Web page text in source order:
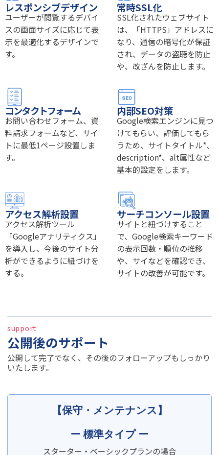
レスポンシブデザイン
ユーザーが閲覧するデバイ
スの画面サイズに応じて表
示を最適化するデザインで
す。
常時SSL化
SSL化されたウェブサイト
は、「HTTPS」アドレスに
なり、通信の暗号化が保証
され、データの盗聴を防止
や、改ざんを防止します。
コンタクトフォーム
お問い合わせフォーム、資
料請求フォームなど、サイ
トに最低1ページ設置しま
す。
内部SEO対策
Google検索エンジンに見つ
けてもらい、評価してもら
うため、サイトタイトル*、
description*、alt属性など
基本的設定をします。
アクセス解析設置
アクセス解析ツール
「Googleアナリティクス」
を導入し、今後のサイト分
析ができるように紐づけを
する。
サーチコンソール設置
サイトと紐づけすること
で、Google検索キーワード
の表示回数・順位の推移
や、サイなどを確認でき、
サイトの改善が可能です。
support
公開後のサポート
公開して完了でなく、その後のフォローアップもしっかり
いたします。
【保守・メンテナンス】
ー 標準タイプ ー
スターター・ベーシックプランの場合